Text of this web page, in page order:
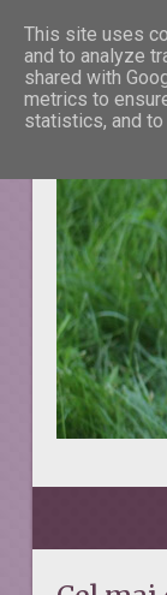
La
DESPRE
This site uses
and to analyze
shared with
metrics to
statistics, and